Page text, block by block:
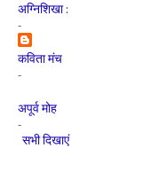
अग्निशिखा :
-
कविता मंच
-
अपूर्व मोह
-
सभी दिखाएं